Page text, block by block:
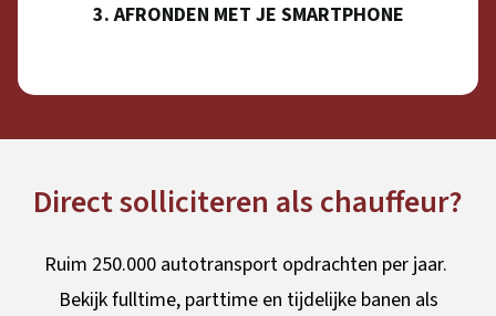
3. AFRONDEN MET JE SMARTPHONE
Direct solliciteren als chauffeur?
Ruim 250.000 autotransport opdrachten per jaar.
Bekijk fulltime, parttime en tijdelijke banen als